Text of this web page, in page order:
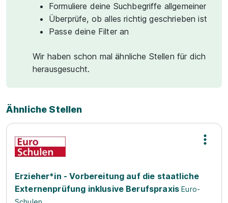
Formuliere deine Suchbegriffe allgemeiner
Überprüfe, ob alles richtig geschrieben ist
Passe deine Filter an
Wir haben schon mal ähnliche Stellen für dich
herausgesucht.
Ähnliche Stellen
Erzieher*in - Vorbereitung auf die staatliche
Externenprüfung inklusive Berufspraxis Euro-